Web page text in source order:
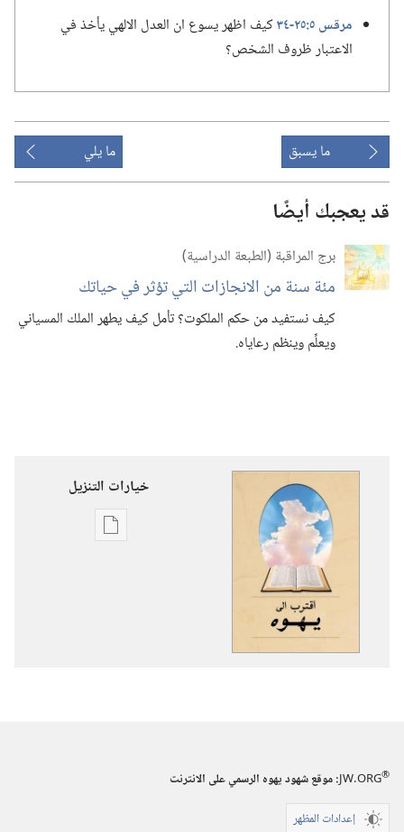
مرقس ٥:‏​٢٥-‏٣٤
كيف اظهر يسوع ان العدل الالهي يأخذ في
الاعتبار ظروف الشخص؟‏
ما يسبق ما يلي
قد يعجبك أيضًا
برج المراقبة (‏الطبعة الدراسية)‏
مئة سنة من الانجازات التي تؤثر في حياتك
كيف نستفيد من حكم الملكوت؟‏ تأمل كيف يطهر الملك المسياني
ويعلِّم وينظم رعاياه.‏
خيارات التنزيل
خيارات
JW.ORG®
:‏ موقع شهود يهوه الرسمي على الانترنت
إعدادات المظهر